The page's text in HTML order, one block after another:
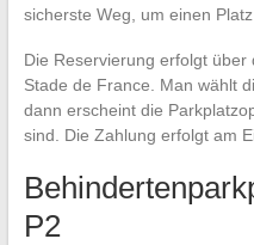
sicherste Weg, um einen
Die Reservierung erfolgt
Stade de France. Man wählt
dann erscheint die
sind. Die Zahlung erfolgt am
P2